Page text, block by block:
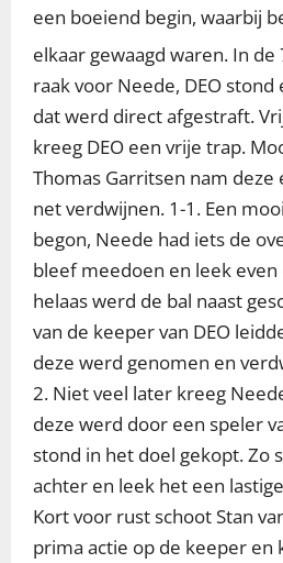
een boeiend begin, waarbij
elkaar gewaagd waren. In de
raak voor Neede, DEO
dat werd direct afgestraft.
kreeg DEO een vrije trap.
Thomas Garritsen nam deze
net verdwijnen. 1-1. Een
begon, Neede had iets de
bleef meedoen en leek even
helaas werd de bal naast
van de keeper van DEO
deze werd genomen en
2. Niet veel later kreeg
deze werd door een speler
stond in het doel gekopt. Zo
achter en leek het een
Kort voor rust schoot Stan
prima actie op de keeper en